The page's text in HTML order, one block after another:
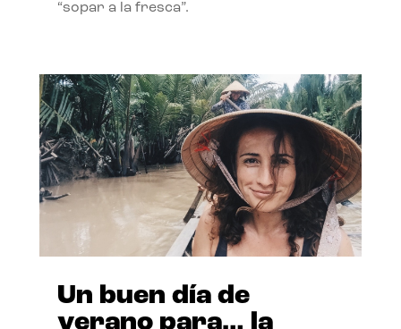
“sopar a la fresca”.
Un buen día de
verano para… la